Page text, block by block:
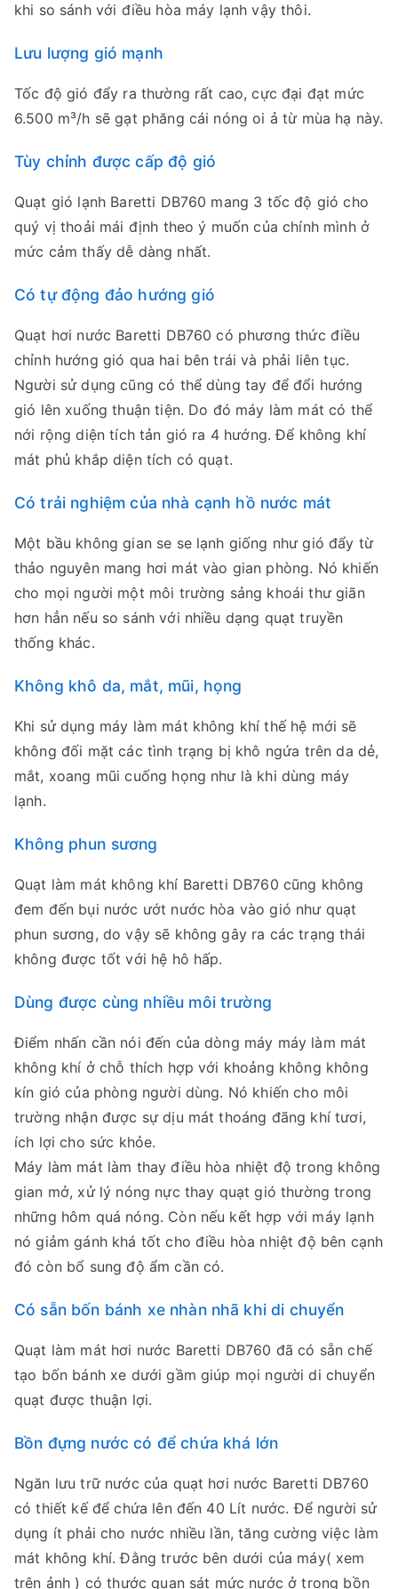
khi so sánh với điều hòa máy lạnh vậy thôi.
Lưu lượng gió mạnh
Tốc độ gió đẩy ra thường rất cao, cực đại đạt mức
6.500 m³/h sẽ gạt phăng cái nóng oi ả từ mùa hạ này.
Tùy chỉnh được cấp độ gió
Quạt gió lạnh Baretti DB760 mang 3 tốc độ gió cho
quý vị thoải mái định theo ý muốn của chính mình ở
mức cảm thấy dễ dàng nhất.
Có tự động đảo hướng gió
Quạt hơi nước Baretti DB760 có phương thức điều
chỉnh hướng gió qua hai bên trái và phải liên tục.
Người sử dụng cũng có thể dùng tay để đổi hướng
gió lên xuống thuận tiện. Do đó máy làm mát có thể
nới rộng diện tích tản gió ra 4 hướng. Để không khí
mát phủ khắp diện tích có quạt.
Có trải nghiệm của nhà cạnh hồ nước mát
Một bầu không gian se se lạnh giống như gió đẩy từ
thảo nguyên mang hơi mát vào gian phòng. Nó khiến
cho mọi người một môi trường sảng khoái thư giãn
hơn hẳn nếu so sánh với nhiều dạng quạt truyền
thống khác.
Không khô da, mắt, mũi, họng
Khi sử dụng máy làm mát không khí thế hệ mới sẽ
không đối mặt các tình trạng bị khô ngứa trên da dẻ,
mắt, xoang mũi cuống họng như là khi dùng máy
lạnh.
Không phun sương
Quạt làm mát không khí Baretti DB760 cũng không
đem đến bụi nước ướt nước hòa vào gió như quạt
phun sương, do vậy sẽ không gây ra các trạng thái
không được tốt với hệ hô hấp.
Dùng được cùng nhiều môi trường
Điểm nhấn cần nói đến của dòng máy máy làm mát
không khí ở chỗ thích hợp với khoảng không không
kín gió của phòng người dùng. Nó khiến cho môi
trường nhận được sự dịu mát thoáng đãng khí tươi,
ích lợi cho sức khỏe.
Máy làm mát làm thay điều hòa nhiệt độ trong không
gian mở, xử lý nóng nực thay quạt gió thường trong
những hôm quá nóng. Còn nếu kết hợp với máy lạnh
nó giảm gánh khá tốt cho điều hòa nhiệt độ bên cạnh
đó còn bổ sung độ ẩm cần có.
Có sẵn bốn bánh xe nhàn nhã khi di chuyển
Quạt làm mát hơi nước Baretti DB760 đã có sẵn chế
tạo bốn bánh xe dưới gầm giúp mọi người di chuyển
quạt được thuận lợi.
Bồn đựng nước có để chứa khá lớn
Ngăn lưu trữ nước của quạt hơi nước Baretti DB760
có thiết kế để chứa lên đến 40 Lít nước. Để người sử
dụng ít phải cho nước nhiều lần, tăng cường việc làm
mát không khí. Đằng trước bên dưới của máy( xem
trên ảnh ) có thước quan sát mức nước ở trong bồn